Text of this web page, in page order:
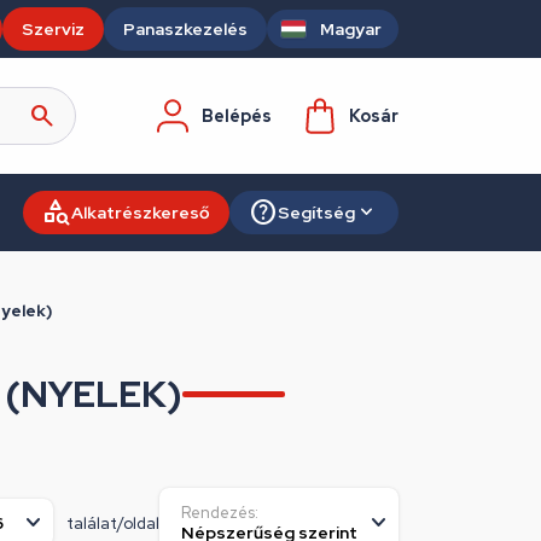
Szerviz Panaszkezelés Magyar
Belépés Kosár
Alkatrészkereső Segítség
találat/oldal
Rendezés: